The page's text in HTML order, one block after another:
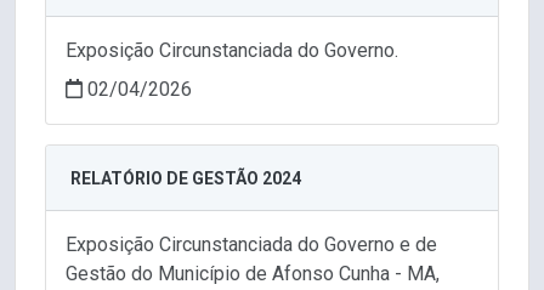
Exposição Circunstanciada do Governo.
02/04/2026
RELATÓRIO DE GESTÃO 2024
Exposição Circunstanciada do Governo e de
Gestão do Município de Afonso Cunha - MA,